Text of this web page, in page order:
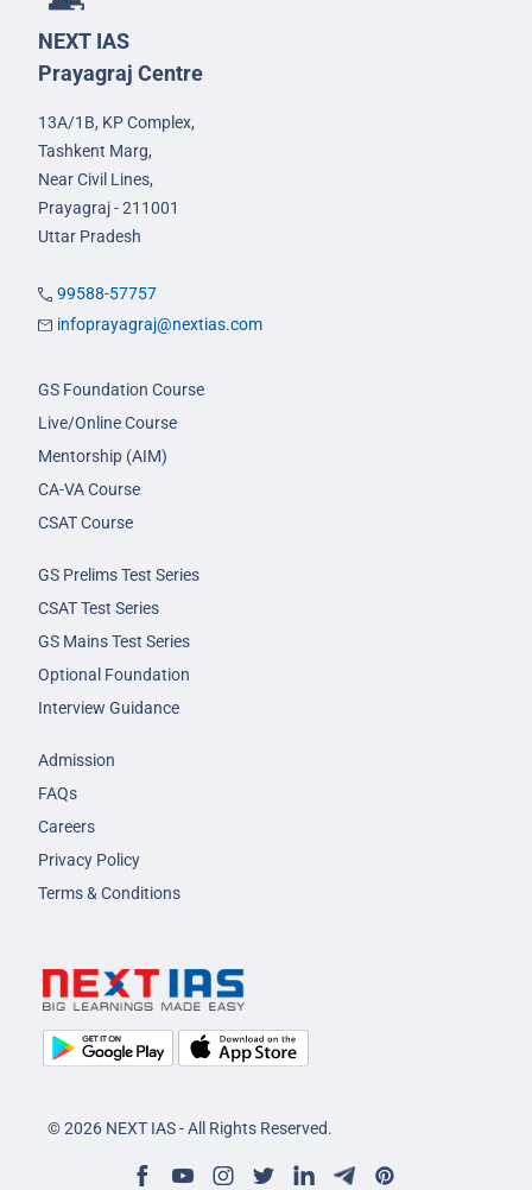
NEXT IAS
Prayagraj Centre
13A/1B, KP Complex,
Tashkent Marg,
Near Civil Lines,
Prayagraj - 211001
Uttar Pradesh
99588-57757
infoprayagraj@nextias.com
GS Foundation Course
Live/Online Course
Mentorship (AIM)
CA-VA Course
CSAT Course
GS Prelims Test Series
CSAT Test Series
GS Mains Test Series
Optional Foundation
Interview Guidance
Admission
FAQs
Careers
Privacy Policy
Terms & Conditions
© 2026 NEXT IAS - All Rights Reserved.